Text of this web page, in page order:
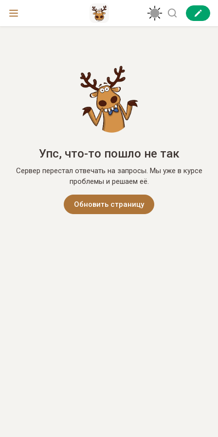
Упс, что-то пошло не так
Сервер перестал отвечать на запросы. Мы уже в курсе
проблемы и решаем её.
Обновить страницу